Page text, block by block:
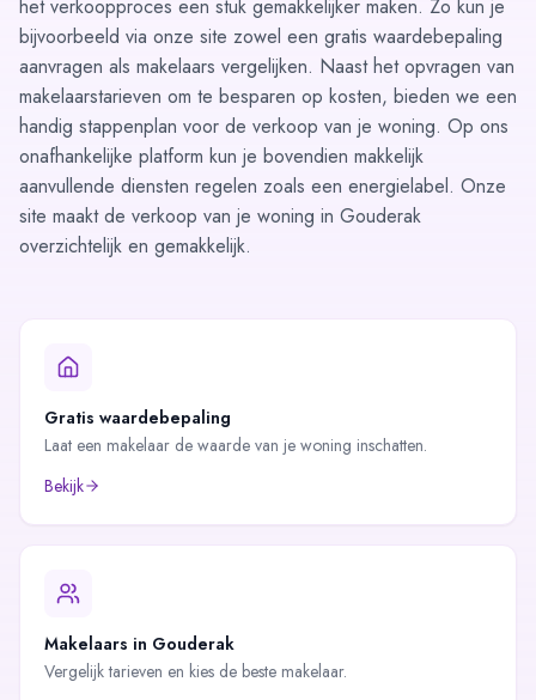
het verkoopproces een stuk gemakkelijker maken. Zo kun je
bijvoorbeeld via onze site zowel een gratis waardebepaling
aanvragen als makelaars vergelijken. Naast het opvragen van
makelaarstarieven om te besparen op kosten, bieden we een
handig stappenplan voor de verkoop van je woning. Op ons
onafhankelijke platform kun je bovendien makkelijk
aanvullende diensten regelen zoals een energielabel. Onze
site maakt de verkoop van je woning in Gouderak
overzichtelijk en gemakkelijk.
Gratis waardebepaling
Laat een makelaar de waarde van je woning inschatten.
Bekijk
Makelaars in Gouderak
Vergelijk tarieven en kies de beste makelaar.